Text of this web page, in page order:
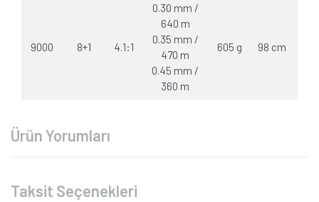
9000 8+1 4.1:1
0.30 mm /
640 m
0.35 mm /
470 m
0.45 mm /
360 m
605 g 98 cm
Ürün Yorumları
Taksit Seçenekleri